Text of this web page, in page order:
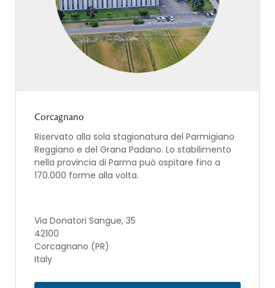
Corcagnano
Riservato alla sola stagionatura del Parmigiano
Reggiano e del Grana Padano. Lo stabilimento
nella provincia di Parma può ospitare fino a
170.000 forme alla volta.
Via Donatori Sangue, 35
42100
Corcagnano (PR)
Italy